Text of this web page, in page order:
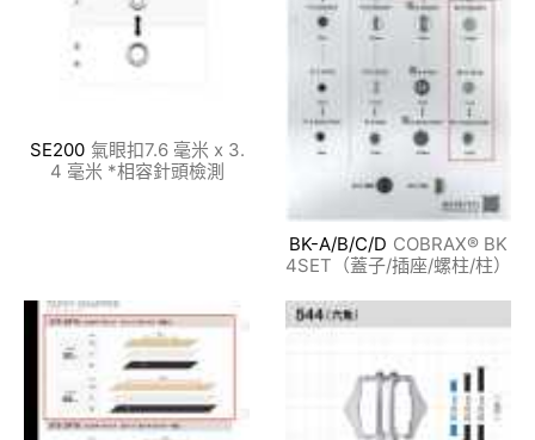
SE200 氣眼扣7.6 毫米 x 3.
4 毫米 *相容針頭檢測
BK-A/B/C/D COBRAX® BK
4SET（蓋子/插座/螺柱/柱）